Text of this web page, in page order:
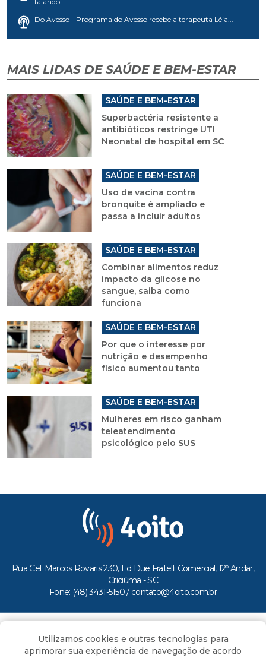
Do Avesso - Programa do Avesso recebe a terapeuta Léia...
MAIS LIDAS DE SAÚDE E BEM-ESTAR
SAÚDE E BEM-ESTAR
Superbactéria resistente a
antibióticos restringe UTI
Neonatal de hospital em SC
SAÚDE E BEM-ESTAR
Uso de vacina contra
bronquite é ampliado e
passa a incluir adultos
SAÚDE E BEM-ESTAR
Combinar alimentos reduz
impacto da glicose no
sangue, saiba como
funciona
SAÚDE E BEM-ESTAR
Por que o interesse por
nutrição e desempenho
físico aumentou tanto
SAÚDE E BEM-ESTAR
Mulheres em risco ganham
teleatendimento
psicológico pelo SUS
Rua Cel. Marcos Rovaris 230, Ed Due Fratelli Comercial, 12º Andar,
Criciúma - SC
Fone: (48) 3431-5150 / contato@4oito.com.br
Todos os direitos reservados ao Portal 4oito
Utilizamos cookies e outras tecnologias para
aprimorar sua experiência de navegação de acordo